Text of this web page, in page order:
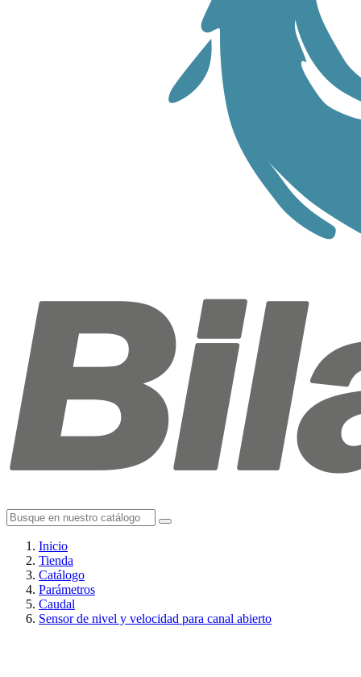
Inicio
Tienda
Catálogo
Parámetros
Caudal
Sensor de nivel y velocidad para canal abierto